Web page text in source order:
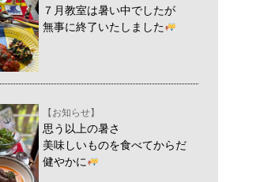
７月教室は暑い中でしたが
無事に終了いたしました
【お知らせ】
思う以上の暑さ
美味しいものを食べてからだ
健やかに